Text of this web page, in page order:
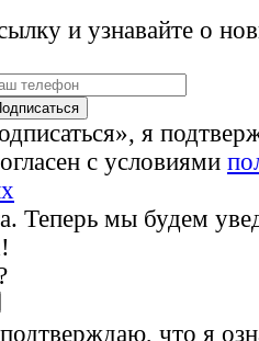
и узнавайте о
я
с условиями
Теперь мы будем
что я